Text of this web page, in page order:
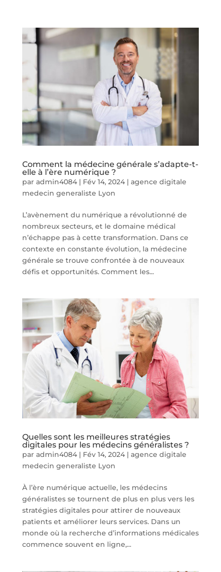
Comment la médecine générale s’adapte-t-
elle à l’ère numérique ?
par admin4084| Fév 14, 2024| agence digitale
medecin generaliste Lyon
L’avènement du numérique a révolutionné de
nombreux secteurs, et le domaine médical
n’échappe pas à cette transformation. Dans ce
contexte en constante évolution, la médecine
générale se trouve confrontée à de nouveaux
défis et opportunités. Comment les...
Quelles sont les meilleures stratégies
digitales pour les médecins généralistes ?
par admin4084| Fév 14, 2024| agence digitale
medecin generaliste Lyon
À l’ère numérique actuelle, les médecins
généralistes se tournent de plus en plus vers les
stratégies digitales pour attirer de nouveaux
patients et améliorer leurs services. Dans un
monde où la recherche d’informations médicales
commence souvent en ligne,...